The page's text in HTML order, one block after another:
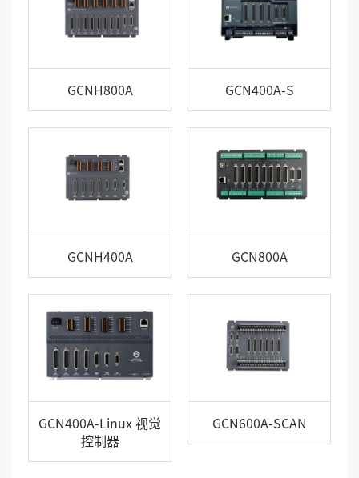
GCNH800A GCN400A-S
GCNH400A GCN800A
GCN400A-Linux 视觉
控制器
GCN600A-SCAN